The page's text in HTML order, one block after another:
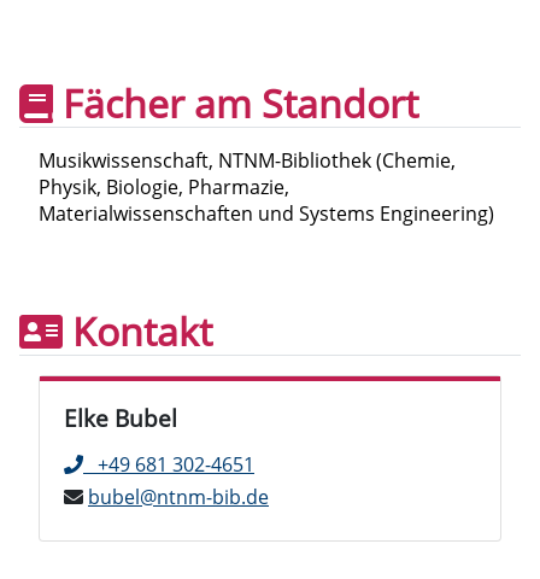
Fächer am Standort
Musikwissenschaft, NTNM-Bibliothek (Chemie,
Physik, Biologie, Pharmazie,
Materialwissenschaften und Systems Engineering)
Kontakt
Elke Bubel
+49 681 302-4651
bubel@ntnm-bib.de